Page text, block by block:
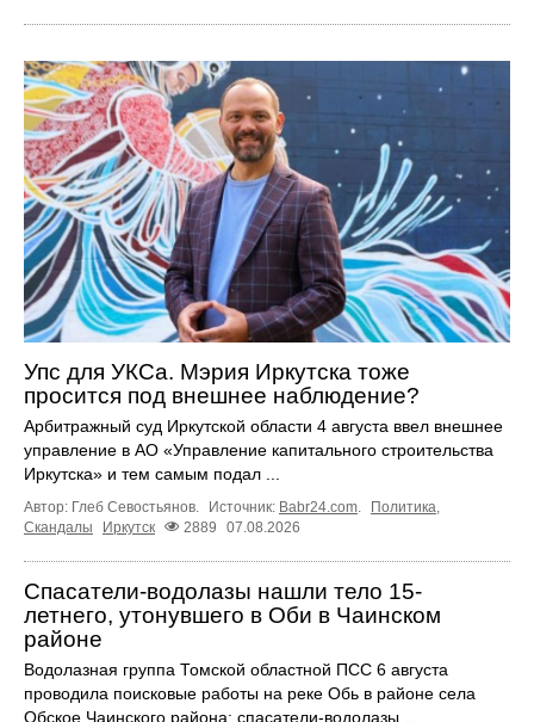
Упс для УКСа. Мэрия Иркутска тоже
просится под внешнее наблюдение?
Арбитражный суд Иркутской области 4 августа ввел внешнее
управление в АО «Управление капитального строительства
Иркутска» и тем самым подал ...
Автор: Глеб Севостьянов. Источник: Babr24.com. Политика,
Скандалы
Иркутск 2889 07.08.2026
Спасатели-водолазы нашли тело 15-
летнего, утонувшего в Оби в Чаинском
районе
Водолазная группа Томской областной ПСС 6 августа
проводила поисковые работы на реке Обь в районе села
Обское Чаинского района: спасатели-водолазы ...